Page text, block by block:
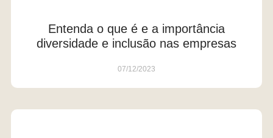
Entenda o que é e a importância
diversidade e inclusão nas empresas
07/12/2023